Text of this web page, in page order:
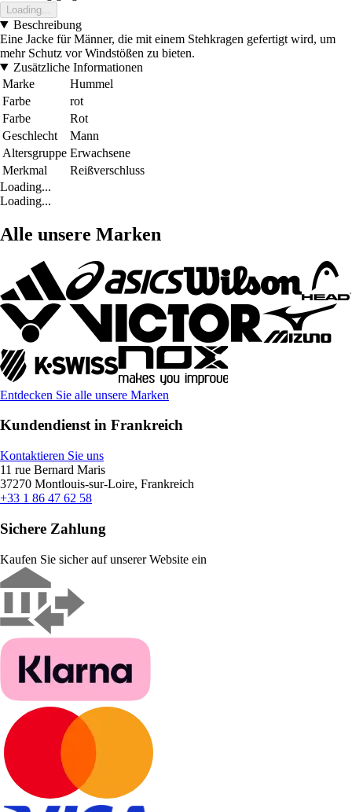
Loading...
Beschreibung
Eine Jacke für Männer, die mit einem Stehkragen gefertigt wird, um
mehr Schutz vor Windstößen zu bieten.
Zusätzliche Informationen
Marke
Hummel
Farbe
rot
Farbe
Rot
Geschlecht
Mann
Altersgruppe Erwachsene
Merkmal
Reißverschluss
Loading...
Loading...
Alle unsere Marken
Entdecken Sie alle unsere Marken
Kundendienst in Frankreich
Kontaktieren Sie uns
11 rue Bernard Maris
37270 Montlouis-sur-Loire, Frankreich
+33 1 86 47 62 58
Sichere Zahlung
Kaufen Sie sicher auf unserer Website ein